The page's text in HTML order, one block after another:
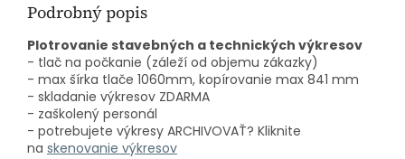
Podrobný popis
Plotrovanie stavebných a technických výkresov
- tlač na počkanie (záleží od objemu zákazky)
- max šírka tlače 1060mm, kopírovanie max 841 mm
- skladanie výkresov ZDARMA
- zaškolený personál
- potrebujete výkresy ARCHIVOVAŤ? Kliknite
na skenovanie výkresov